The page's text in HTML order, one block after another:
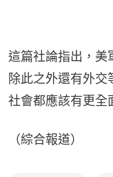
這篇社論指出，美
除此之外還有外交
社會都應該有更全
（綜合報道）